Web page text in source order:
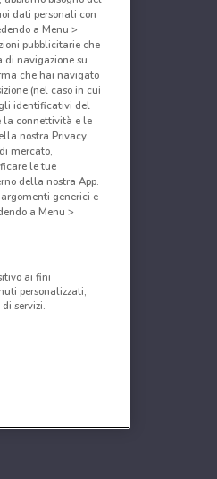
dati personali con
a Menu >
pubblicitarie che
navigazione su
che hai navigato
(nel caso in cui
identificativi del
la connettività e le
nostra Privacy
mercato,
le tue
della nostra App.
generici e
a Menu >
ai fini
personalizzati,
servizi.